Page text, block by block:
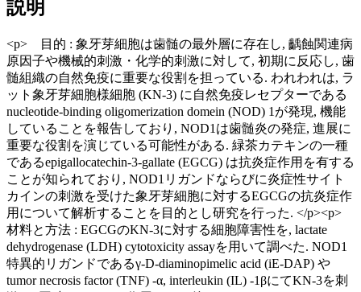
説明
<p> 目的 : 象牙芽細胞は歯髄の最外層に存在し, 齲蝕関連病
原因子や機械的刺激・化学的刺激に対して, 初期に反応し, 歯
髄組織の自然免疫に重要な役割を担っている. われわれは, ラ
ット象牙芽細胞様細胞 (KN-3) に自然免疫レセプターである
nucleotide-binding oligomerization domein (NOD) 1が発現, 機能
していることを報告しており, NOD1は歯髄炎の発症, 進展に
重要な役割を演じている可能性がある. 緑茶カテキンの一種
であるepigallocatechin-3-gallate (EGCG) は抗炎症作用を有する
ことが知られており, NOD1リガンドならびに炎症性サイト
カインの刺激を受けた象牙芽細胞に対するEGCGの抗炎症作
用について解析することを目的とし研究を行った. </p><p>
材料と方法 : EGCGのKN-3に対する細胞障害性を, lactate
dehydrogenase (LDH) cytotoxicity assayを用いて調べた. NOD1
特異的リガンドであるγ-D-diaminopimelic acid (iE-DAP) や
tumor necrosis factor (TNF) -α, interleukin (IL) -1βにてKN-3を刺